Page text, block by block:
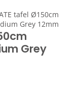
tafel Ø150cm
Grey 12mm
Grey